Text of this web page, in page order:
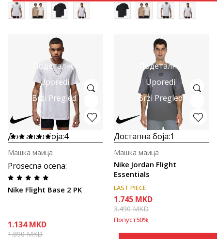
Подетално
Uporedi
Brzi Pregled
Достапна боја:4
Prosecna ocena:
Nike Flight Base 2 PK
Машка маица
1.134 MKD
1.890MKD
Подетално
Uporedi
Brzi Pregled
Достапна боја:1
Nike Jordan Flight
Essentials
Машка маица
LAST PIECE
1.745 MKD
3.490MKD
Попуст50%